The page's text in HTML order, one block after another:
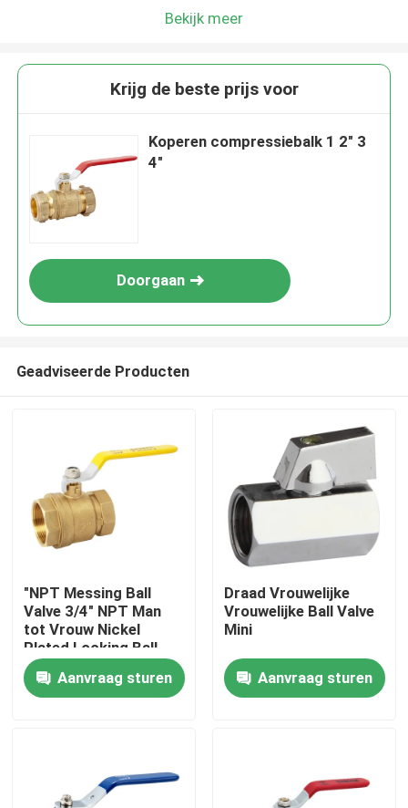
Thuis
Videos
Bekijk meer
Krijg de beste prijs voor
Koperen compressiebalk 1 2" 3
4"
Doorgaan
Geadviseerde Producten
"NPT Messing Ball
Valve 3/4" NPT Man
tot Vrouw Nickel
Plated Locking Ball
Valve
Aanvraag sturen
Draad Vrouwelijke
Vrouwelijke Ball Valve
Mini
Aanvraag sturen